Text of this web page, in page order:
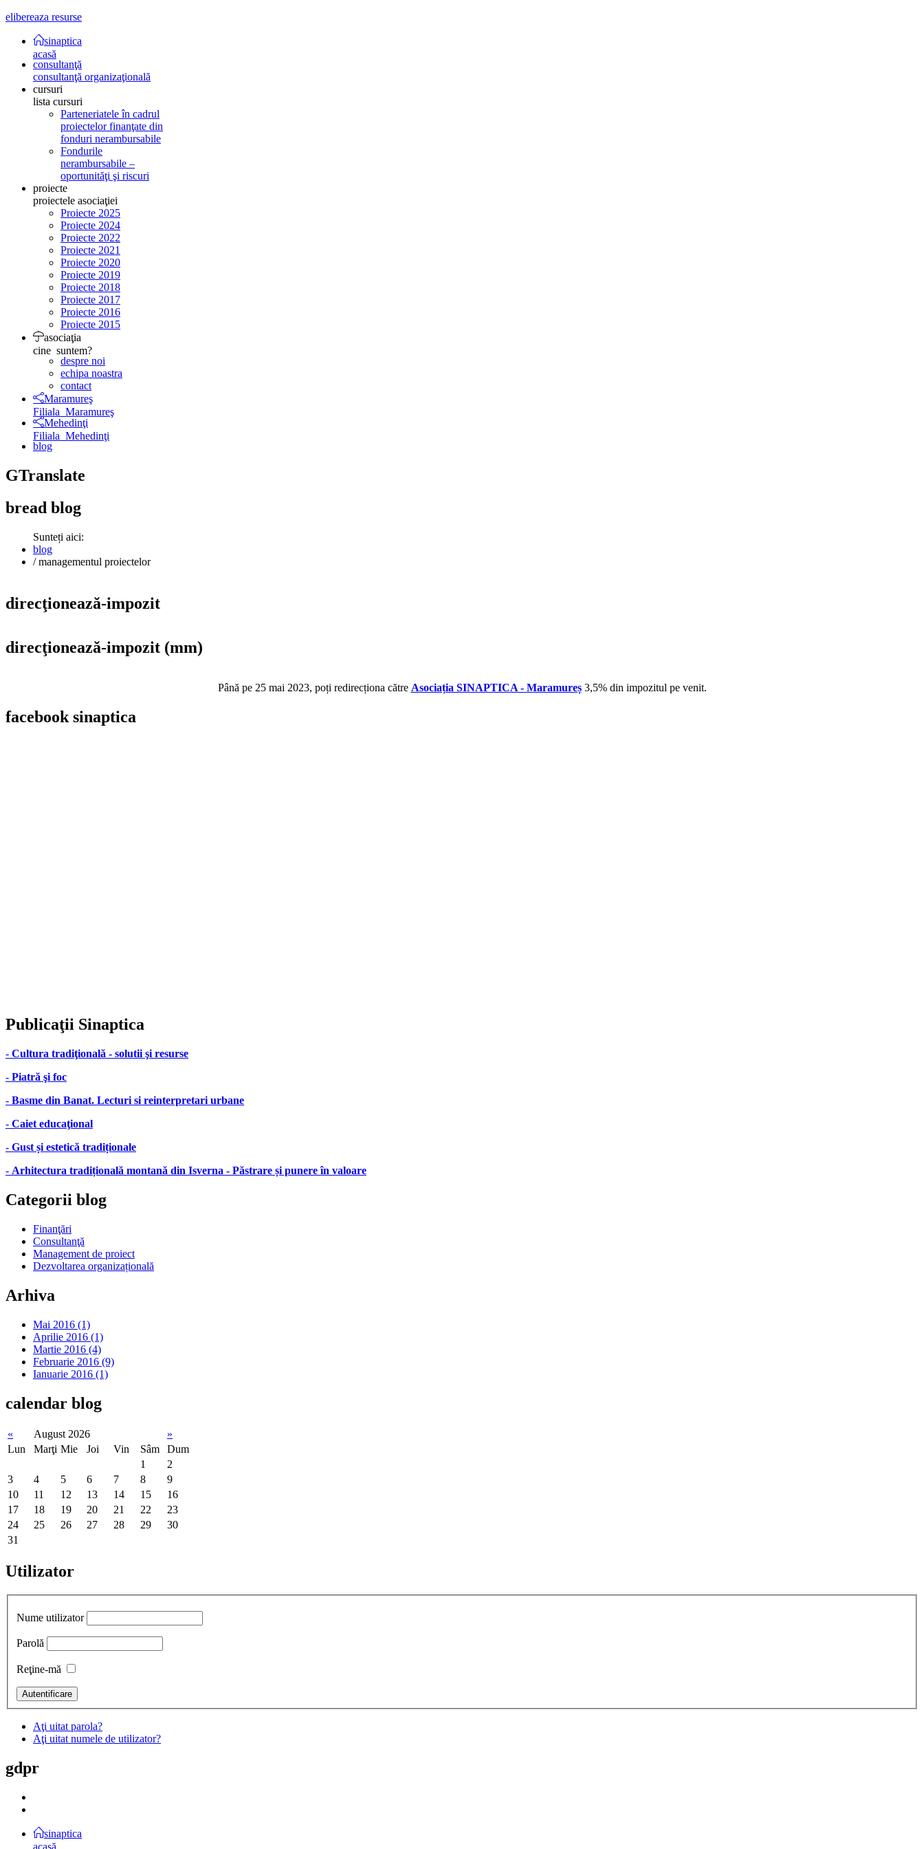
elibereaza resurse
sinaptica
acasă
consultanţă
consultanţă organizaţională
cursuri
lista cursuri
Parteneriatele în cadrul
proiectelor finanţate din
fonduri nerambursabile
Fondurile
nerambursabile –
oportunităţi şi riscuri
proiecte
proiectele asociaţiei
Proiecte 2025
Proiecte 2024
Proiecte 2022
Proiecte 2021
Proiecte 2020
Proiecte 2019
Proiecte 2018
Proiecte 2017
Proiecte 2016
Proiecte 2015
asociaţia
cine suntem?
despre noi
echipa noastra
contact
Maramureş
Filiala Maramureş
Mehedinţi
Filiala Mehedinţi
blog
GTranslate
bread blog
Sunteți aici:
blog
/ managementul proiectelor
direcţionează-impozit
direcţionează-impozit (mm)
Până pe 25 mai 2023, poți redirecționa către Asociația SINAPTICA - Maramureș3,5% din impozitul pe venit.
facebooksinaptica
Publicaţii Sinaptica
- Cultura tradiţională - solutii şi resurse
- Piatră şi foc
- Basme din Banat. Lecturi si reinterpretari urbane
- Caiet educaţional
- Gust și estetică tradiționale
- Arhitectura tradițională montană din Isverna - Păstrare și punere în valoare
Categorii blog
Finanţări
Consultanţă
Management de proiect
Dezvoltarea organizațională
Arhiva
Mai 2016 (1)
Aprilie 2016 (1)
Martie 2016 (4)
Februarie 2016 (9)
Ianuarie 2016 (1)
calendar blog
« August 2026
»
Lun
Marţi Mie Joi Vin Sâm
Dum
1
2
3
4 5 6 7 8
9
10
11 12 13 14 15
16
17
18 19 20 21 22
23
24
25 26 27 28 29
30
31
Utilizator
Nume utilizator
Parolă
Reţine-mă
Aţi uitat parola?
Aţi uitat numele de utilizator?
gdpr
sinaptica
acasă